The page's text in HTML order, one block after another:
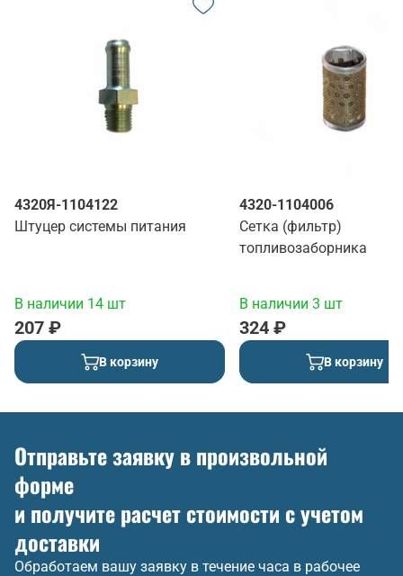
4320Я-1104122
Штуцер системы питания
В наличии 14 шт
207 ₽
В корзину
4320-1104006
Сетка (фильтр)
топливозаборника
В наличии 3 шт
324 ₽
В корзину
Отправьте заявку в произвольной
форме
и получите расчет стоимости с учетом
доставки
Обработаем вашу заявку в течение часа в рабочее